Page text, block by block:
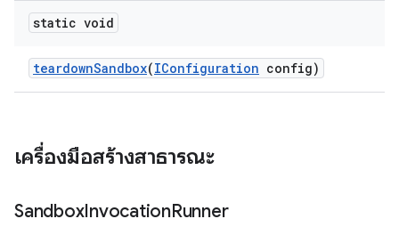
static void
teardownSandbox(IConfiguration config)
เครื่องมือสร้างสาธารณะ
SandboxInvocationRunner